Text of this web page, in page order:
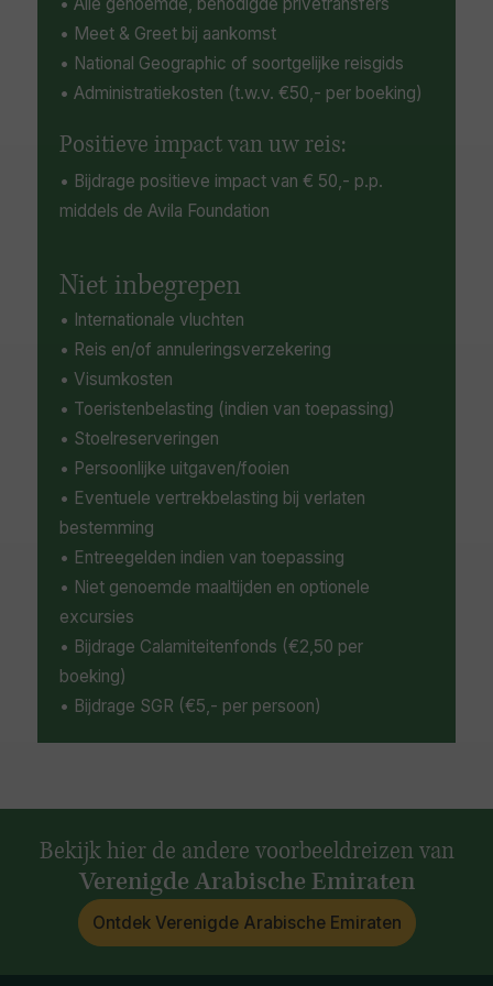
• Meet & Greet bij aankomst
• National Geographic of soortgelijke reisgids
• Administratiekosten (t.w.v. €50,- per boeking)
Positieve impact van uw reis:
• Bijdrage positieve impact van € 50,- p.p.
middels de Avila Foundation
Niet inbegrepen
• Internationale vluchten
• Reis en/of annuleringsverzekering
• Visumkosten
• Toeristenbelasting (indien van toepassing)
• Stoelreserveringen
• Persoonlijke uitgaven/fooien
• Eventuele vertrekbelasting bij verlaten
bestemming
• Entreegelden indien van toepassing
• Niet genoemde maaltijden en optionele
excursies
• Bijdrage Calamiteitenfonds (€2,50 per
boeking)
• Bijdrage SGR (€5,- per persoon)
Bekijk hier de andere voorbeeldreizen van
Verenigde Arabische Emiraten
Ontdek Verenigde Arabische Emiraten